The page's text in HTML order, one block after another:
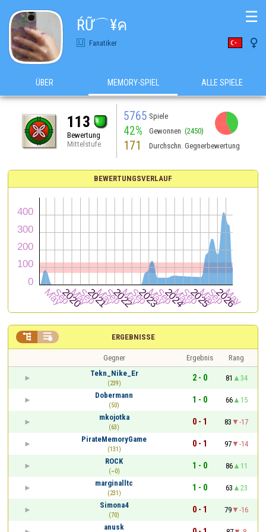
ŔỮ⌒¥ค
Fanatiker 
☰
ÜBER MEMORY-SPIEL ALLE SPIELE
113
Bewertung
Mittelstufe
5765 Spiele
42% Gewonnen (2450)
171 Durchschn. Gegnerbewertung
BEWERTUNGSVERLAUF
ERGEBNISSE
 
Gegner Ergebnis
Rang
Tekn_Nike_Er
(239)
2 - 0 81
34
Dobermann
(50)
1 - 0 66
15
mkojotka
(63)
0 - 1 83
-17
PirateMemoryGame
(131)
0 - 1 97
-14
ROCK
(~0)
1 - 0 86
11
marginalltc
(231)
1 - 0 63
23
Simona4
(70)
0 - 1 79
-16
anusk